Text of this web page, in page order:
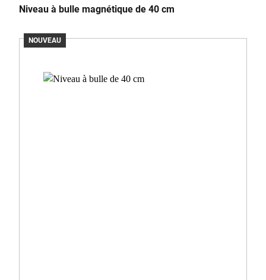
Niveau à bulle magnétique de 40 cm
NOUVEAU